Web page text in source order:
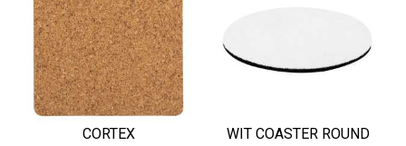
CORTEX WIT COASTER ROUND